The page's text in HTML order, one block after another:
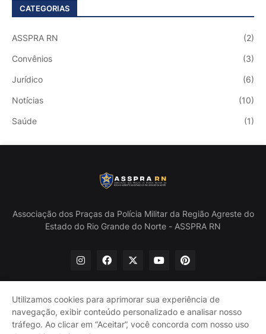
CATEGORIAS
ASSPRA RN (2)
Convênios (3)
Jurídico (6)
Notícias (10)
Saúde (1)
Associação dos Praças da Polícia Militar da Região Agreste do
Estado do Rio Grande do Norte - ASSPRA RN
Início Quem Somos
Política de Privacidade
Contate-nos
Utilizamos cookies para aprimorar sua experiência de
navegação, exibir conteúdo personalizado e analisar nosso
tráfego. Ao clicar em “Aceitar”, você concorda com nosso uso